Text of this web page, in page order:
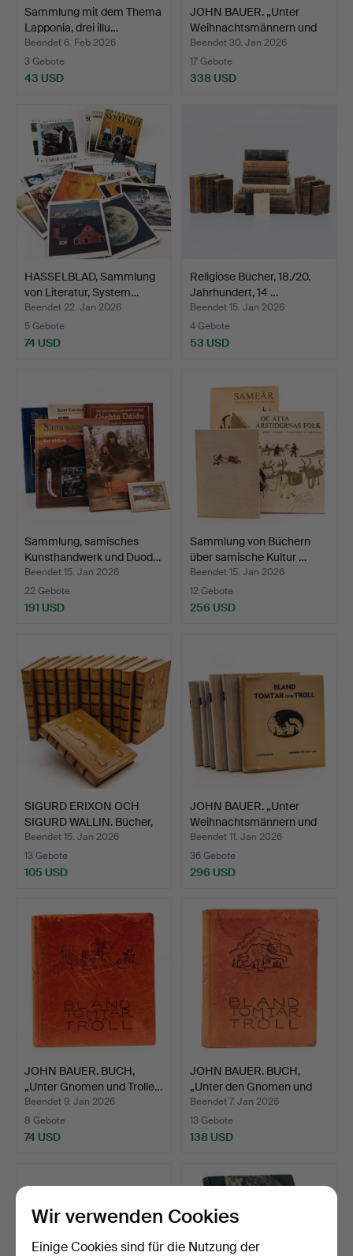
Sammlung mit dem Thema
Lapponia, drei illu…
Beendet 6. Feb 2026
3 Gebote
43 USD
JOHN BAUER. „Unter
Weihnachtsmännern und
T…
Beendet 30. Jan 2026
17 Gebote
338 USD
HASSELBLAD, Sammlung
von Literatur, System…
Beendet 22. Jan 2026
5 Gebote
74 USD
Religiöse Bücher, 18./20.
Jahrhundert, 14 …
Beendet 15. Jan 2026
4 Gebote
53 USD
Sammlung, samisches
Kunsthandwerk und Duod…
Beendet 15. Jan 2026
22 Gebote
191 USD
Sammlung von Büchern
über samische Kultur …
Beendet 15. Jan 2026
12 Gebote
256 USD
SIGURD ERIXON OCH
SIGURD WALLIN. Bücher,
1…
Beendet 15. Jan 2026
13 Gebote
105 USD
JOHN BAUER. „Unter
Weihnachtsmännern und
T…
Beendet 11. Jan 2026
36 Gebote
296 USD
JOHN BAUER. BUCH,
„Unter Gnomen und Trolle…
Beendet 9. Jan 2026
8 Gebote
74 USD
JOHN BAUER. BUCH,
„Unter den Gnomen und
Tr…
Beendet 7. Jan 2026
13 Gebote
138 USD
Wir verwenden Cookies
Einige Cookies sind für die Nutzung der